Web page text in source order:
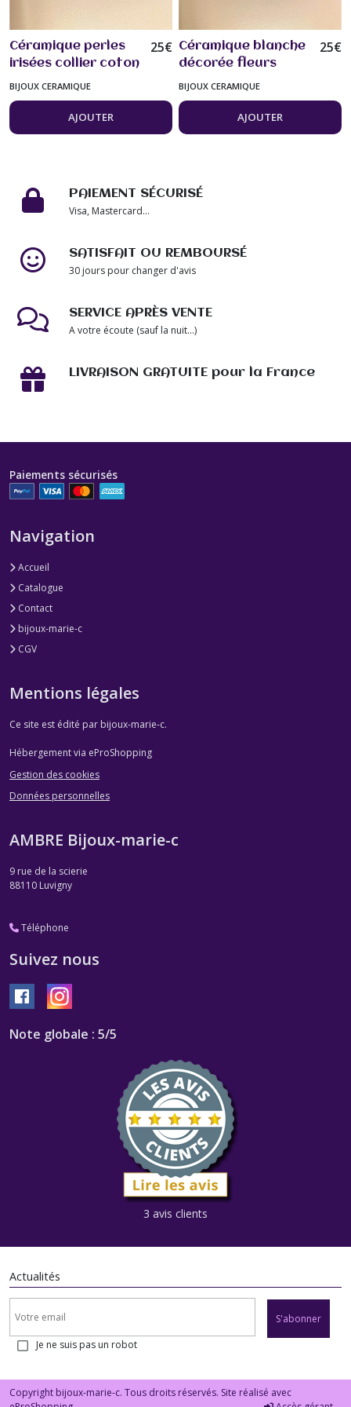
Céramique perles
irisées collier coton
noir 44/49 cm bijou
femme
25€
BIJOUX CERAMIQUE
AJOUTER
Céramique blanche
décorée fleurs
bleues collier coton
noir 44/49 cm Bijou
25€
BIJOUX CERAMIQUE
AJOUTER
PAIEMENT SÉCURISÉ
Visa, Mastercard...
SATISFAIT OU REMBOURSÉ
30 jours pour changer d'avis
SERVICE APRÈS VENTE
A votre écoute (sauf la nuit...)
LIVRAISON GRATUITE pour la France
Paiements sécurisés
Navigation
Accueil
Catalogue
Contact
bijoux-marie-c
CGV
Mentions légales
Ce site est édité par bijoux-marie-c.
Hébergement via eProShopping
Gestion des cookies
Données personnelles
AMBRE Bijoux-marie-c
9 rue de la scierie
88110 Luvigny
Téléphone
Suivez nous
Note globale : 5/5
3 avis clients
Actualités
S'abonner
Je ne suis pas un robot
Copyright bijoux-marie-c. Tous droits réservés. Site réalisé avec